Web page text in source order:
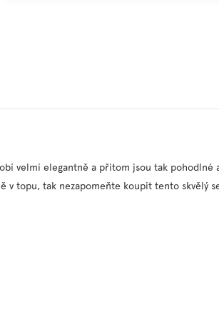
velmi elegantně a přitom jsou tak
v topu, tak nezapomeňte koupit tento